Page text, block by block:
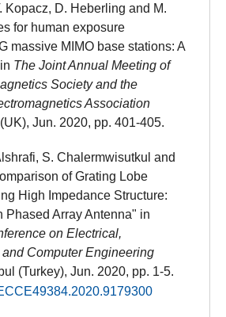
Kopacz, D. Heberling and M.
for human exposure
massive MIMO base stations: A
The Joint Annual Meeting of
Society and the
Association
Jun. 2020, pp. 401-405.
S. Chalermwisutkul and
of Grating Lobe
High Impedance Structure:
Phased Array Antenna" in
on Electrical,
Computer Engineering
(Turkey), Jun. 2020, pp. 1-5.